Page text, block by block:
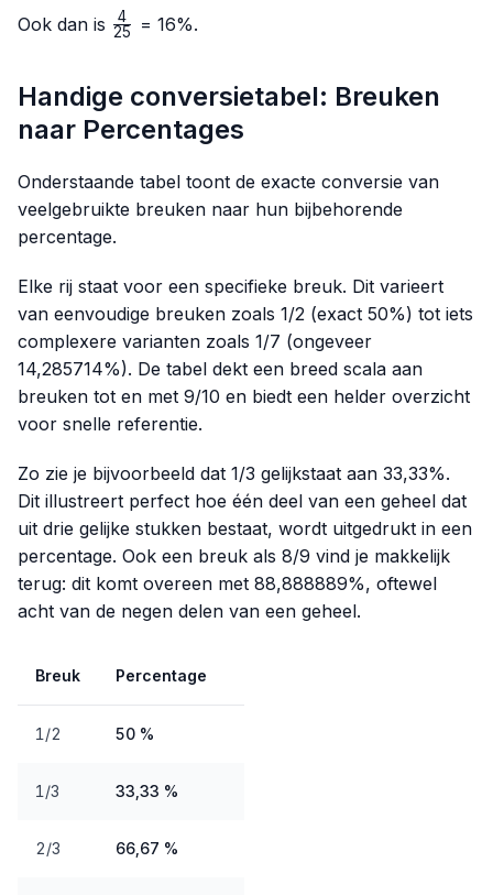
Ook dan is \frac{4}
25
4 = 16%.
Handige conversietabel: Breuken
naar Percentages
Onderstaande tabel toont de exacte conversie van
veelgebruikte breuken naar hun bijbehorende
percentage.
Elke rij staat voor een specifieke breuk. Dit varieert
van eenvoudige breuken zoals 1/2 (exact 50%) tot iets
complexere varianten zoals 1/7 (ongeveer
14,285714%). De tabel dekt een breed scala aan
breuken tot en met 9/10 en biedt een helder overzicht
voor snelle referentie.
Zo zie je bijvoorbeeld dat 1/3 gelijkstaat aan 33,33%.
Dit illustreert perfect hoe één deel van een geheel dat
uit drie gelijke stukken bestaat, wordt uitgedrukt in een
percentage. Ook een breuk als 8/9 vind je makkelijk
terug: dit komt overeen met 88,888889%, oftewel
acht van de negen delen van een geheel.
Breuk Percentage
1/2 50 %
1/3 33,33 %
2/3 66,67 %